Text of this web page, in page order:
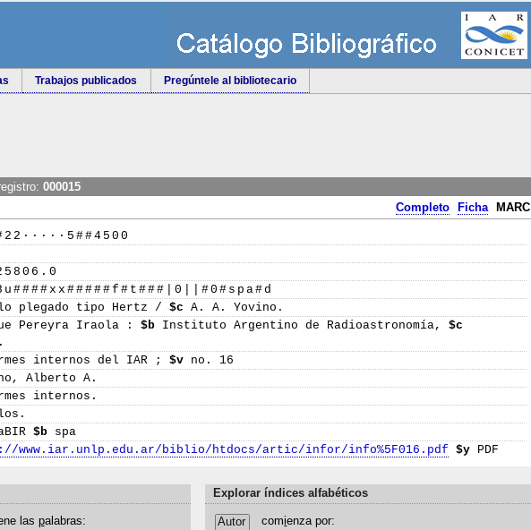
Trabajos publicados Pregúntele al bibliotecario
000015
Completo
Ficha MARC
plegado tipo Hertz /$c A. A. Yovino.
Pereyra Iraola :$b Instituto Argentino de Radioastronomía,$c
internos del IAR ;$v no. 16
Alberto A.
internos.
$b spa
www.iar.unlp.edu.ar/biblio/htdocs/artic/infor/info%5F016.pdf $y PDF
las palabras:
Explorar índices alfabéticos
comienza por: